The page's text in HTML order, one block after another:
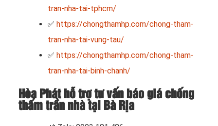
tran-nha-tai-tphcm/
✅ https://chongthamhp.com/chong-tham-
tran-nha-tai-vung-tau/
✅ https://chongthamhp.com/chong-tham-
tran-nha-tai-binh-chanh/
Hòa Phát hỗ trợ tư vấn báo giá chống
thấm trần nhà tại Bà Rịa